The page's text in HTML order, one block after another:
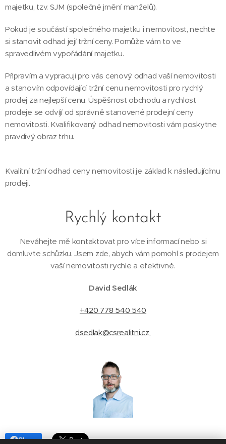
majetku, tzv. SJM (společné jmění manželů).
Pokud je součástí společného majetku i nemovitost, nechte
si stanovit odhad její tržní ceny. Pomůže vám to ve
spravedlivém vypořádání majetku.
Připravím a vypracuji pro vás cenový odhad vaší nemovitosti
a stanovím odpovídající tržní cenu nemovitosti pro rychlý
prodej za nejlepší cenu. Úspěšnost obchodu a rychlost
prodeje se odvíjí od správně stanovené prodejní ceny
nemovitosti. Kvalifikovaný odhad nemovitosti vám poskytne
pravdivý obraz trhu.
Kvalitní tržní odhad ceny nemovitosti je základ k následujícímu
prodeji.
Rychlý kontakt
Neváhejte mě kontaktovat pro více informací nebo si
domluvte schůzku. Jsem zde, abych vám pomohl s prodejem
vaší nemovitosti rychle a efektivně.
David Sedlák
+420 778 540 540
dsedlak@csrealitni.cz
Share